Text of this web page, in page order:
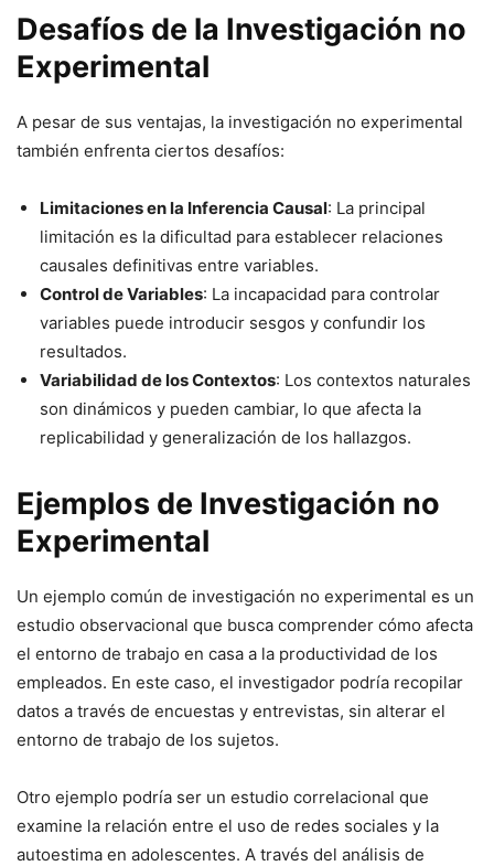
Desafíos de la Investigación no
Experimental
A pesar de sus ventajas, la investigación no experimental
también enfrenta ciertos desafíos:
Limitaciones en la Inferencia Causal: La principal
limitación es la dificultad para establecer relaciones
causales definitivas entre variables.
Control de Variables: La incapacidad para controlar
variables puede introducir sesgos y confundir los
resultados.
Variabilidad de los Contextos: Los contextos naturales
son dinámicos y pueden cambiar, lo que afecta la
replicabilidad y generalización de los hallazgos.
Ejemplos de Investigación no
Experimental
Un ejemplo común de investigación no experimental es un
estudio observacional que busca comprender cómo afecta
el entorno de trabajo en casa a la productividad de los
empleados. En este caso, el investigador podría recopilar
datos a través de encuestas y entrevistas, sin alterar el
entorno de trabajo de los sujetos.
Otro ejemplo podría ser un estudio correlacional que
examine la relación entre el uso de redes sociales y la
autoestima en adolescentes. A través del análisis de